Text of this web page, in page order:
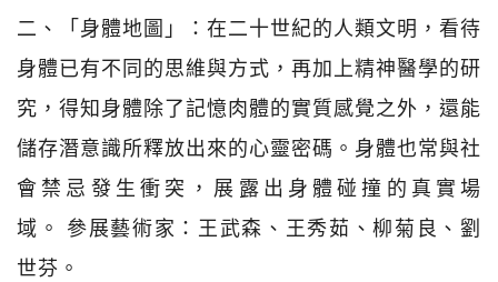
二、「身體地圖」：在二十世紀的人類文明，看待
身體已有不同的思維與方式，再加上精神醫學的研
究，得知身體除了記憶肉體的實質感覺之外，還能
儲存潛意識所釋放出來的心靈密碼。身體也常與社
會禁忌發生衝突，展露出身體碰撞的真實場
域。 參展藝術家：王武森、王秀茹、柳菊良、劉
世芬。